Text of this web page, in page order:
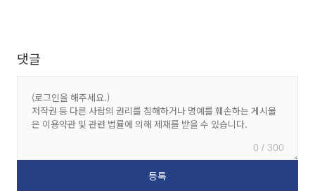
댓글
0 / 300